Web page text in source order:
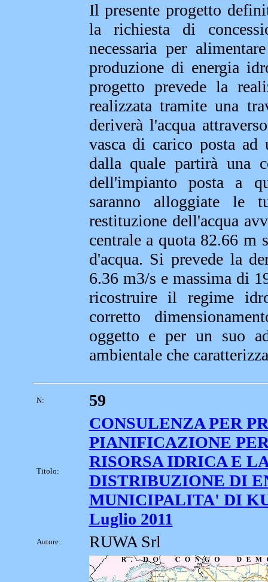
Il presente progetto
la richiesta di
necessaria per
produzione di energia
progetto prevede la
realizzata tramite una
deriverà l'acqua
vasca di carico posta
dalla quale partirà una
dell'impianto posta a
saranno alloggiate le
restituzione dell'acqua
centrale a quota 82.66
d'acqua. Si prevede la
6.36 m3/s e massima di
ricostruire il regime
corretto
oggetto e per un suo
ambientale che
N: 59
Titolo:
CONSULENZA PER
PIANIFICAZIONE
RISORSA IDRICA E
DISTRIBUZIONE DI
MUNICIPALITA' DI
Luglio 2011
Autore: RUWA Srl